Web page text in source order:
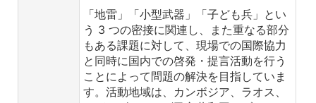
「地雷」「小型武器」「子ども兵」とい
う 3 つの密接に関連し、また重なる部分
もある課題に対して、現場での国際協力
と同時に国内での啓発・提言活動を行う
ことによって問題の解決を目指していま
す。活動地域は、カンボジア、ラオス、